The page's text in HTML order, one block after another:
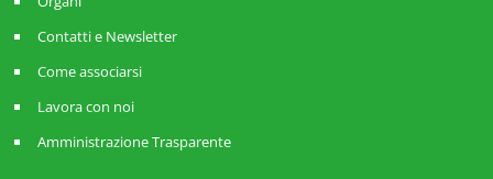
Contatti e Newsletter
Come associarsi
Lavora con noi
Amministrazione Trasparente